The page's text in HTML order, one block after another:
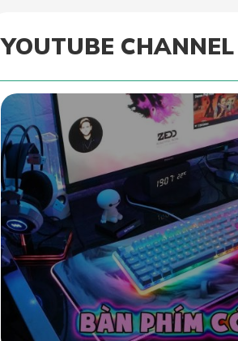
YOUTUBE CHANNEL